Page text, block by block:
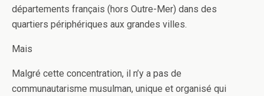
départements français (hors Outre-Mer) dans des
quartiers périphériques aux grandes villes.
Mais
Malgré cette concentration, il n’y a pas de
communautarisme musulman, unique et organisé qui